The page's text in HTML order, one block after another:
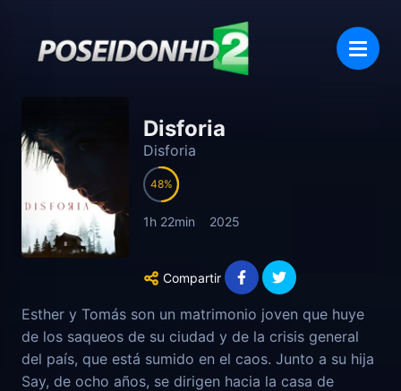
Disforia
Disforia
48
1h 22min 2025
Compartir
Esther y Tomás son un matrimonio joven que huye
de los saqueos de su ciudad y de la crisis general
del país, que está sumido en el caos. Junto a su hija
Say, de ocho años, se dirigen hacia la casa de